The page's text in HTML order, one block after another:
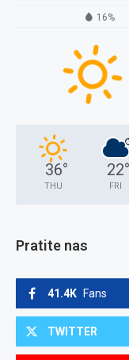
16%
36°
THU
22°
FRI
Pratite nas
41.4K Fans
TWITTER